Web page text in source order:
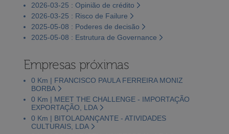
2026-03-25 : Opinião de crédito
2026-03-25 : Risco de Failure
2025-05-08 : Poderes de decisão
2025-05-08 : Estrutura de Governance
Empresas próximas
0 Km | FRANCISCO PAULA FERREIRA MONIZ
BORBA
0 Km | MEET THE CHALLENGE - IMPORTAÇÃO
EXPORTAÇÃO, LDA
0 Km | BITOLADANÇANTE - ATIVIDADES
CULTURAIS, LDA